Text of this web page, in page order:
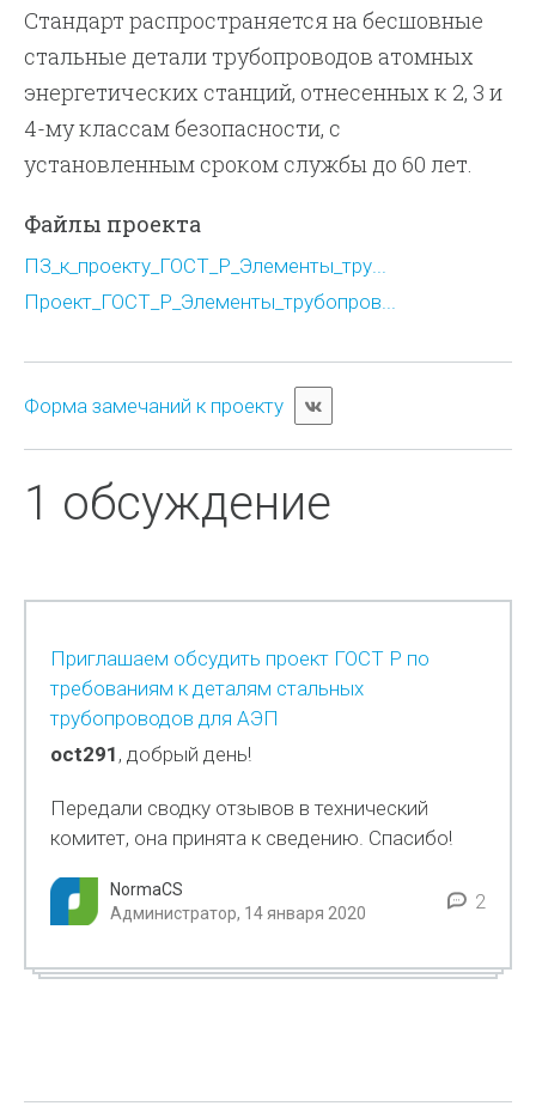
Стандарт распространяется на бесшовные
стальные детали трубопроводов атомных
энергетических станций, отнесенных к 2, 3 и
4-му классам безопасности, с
установленным сроком службы до 60 лет.
Файлы проекта
ПЗ_к_проекту_ГОСТ_Р_Элементы_тру...
Проект_ГОСТ_Р_Элементы_трубопров...
Форма замечаний к проекту
1 обсуждение
Приглашаем обсудить проект ГОСТ Р по
требованиям к деталям стальных
трубопроводов для АЭП
oct291 , добрый день!
Передали сводку отзывов в технический
комитет, она принята к сведению. Спасибо!
NormaCS
Администратор, 14 января 2020
2